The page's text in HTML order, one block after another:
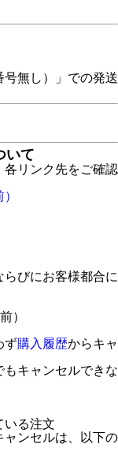
号無し）」での発送
いて
各リンク先をご確認
びにお客様都合に
）
ず購入履歴からキャ
もキャンセルできな
いる注文
ャンセルは、以下の